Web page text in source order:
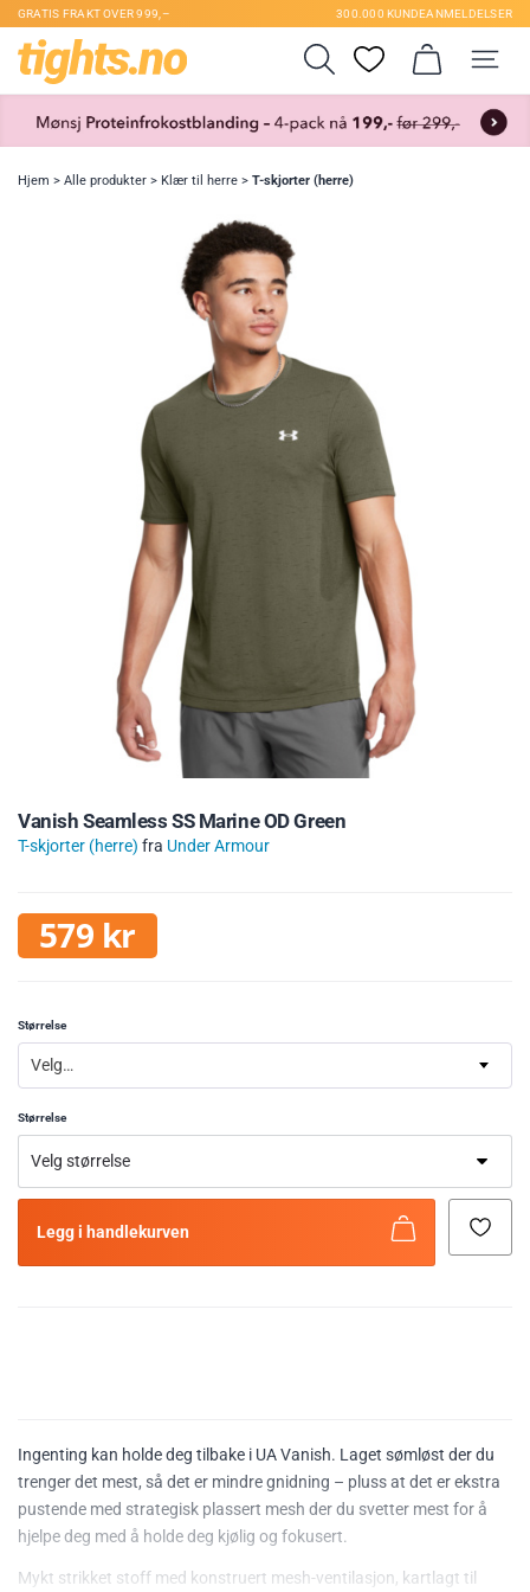
GRATIS FRAKT OVER 999,– 300.000 KUNDEANMELDELSER
Hjem > Alle produkter > Klær til herre > T-skjorter (herre)
Vanish Seamless SS Marine OD Green
T-skjorter (herre) fra Under Armour
579 kr
Størrelse
Velg…
Størrelse
Legg i handlekurven
Ingenting kan holde deg tilbake i UA Vanish. Laget sømløst der du
trenger det mest, så det er mindre gnidning – pluss at det er ekstra
pustende med strategisk plassert mesh der du svetter mest for å
hjelpe deg med å holde deg kjølig og fokusert.
Mykt strikket stoff med konstruert mesh-ventilasjon, kartlagt til